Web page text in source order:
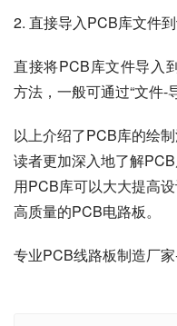
2. 直接导入PCB库文件
直接将PCB库文件导入
方法，一般可通过“文件-
以上介绍了PCB库的绘
读者更加深入地了解
用PCB库可以大大提高
高质量的PCB电路板。
专业PCB线路板制造厂